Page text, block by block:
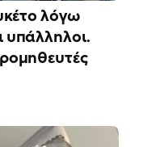
λόγω
υπάλληλοι.